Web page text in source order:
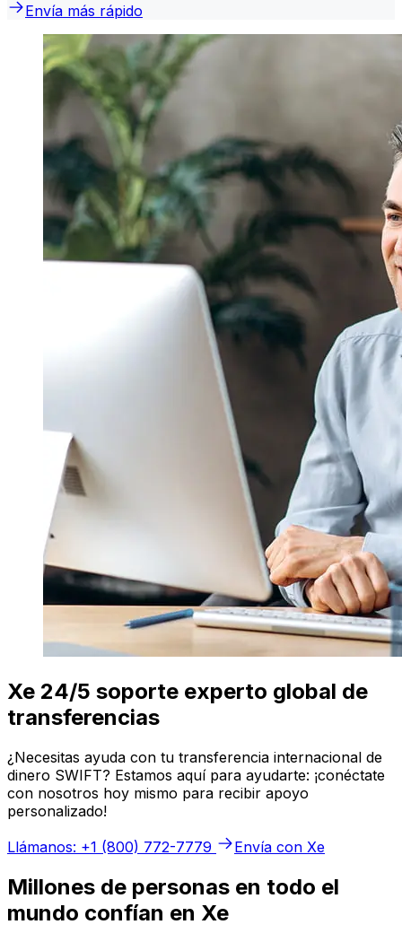
Envía más rápido
Xe 24/5 soporte experto global de
transferencias
¿Necesitas ayuda con tu transferencia internacional de
dinero SWIFT? Estamos aquí para ayudarte: ¡conéctate
con nosotros hoy mismo para recibir apoyo
personalizado!
Llámanos: +1 (800) 772-7779
Envía con Xe
Millones de personas en todo el
mundo confían en Xe